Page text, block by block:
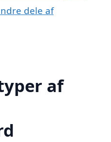
dele af
af